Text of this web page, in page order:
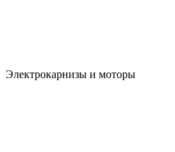
Электрокарнизы и моторы